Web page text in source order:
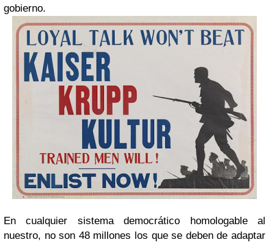
gobierno.
En cualquier sistema democrático homologable al
nuestro, no son 48 millones los que se deben de adaptar